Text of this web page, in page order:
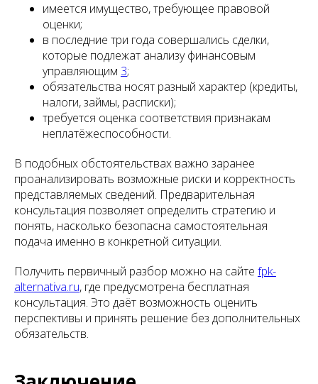
имеется имущество, требующее правовой
оценки;
в последние три года совершались сделки,
которые подлежат анализу финансовым
управляющим 3;
обязательства носят разный характер (кредиты,
налоги, займы, расписки);
требуется оценка соответствия признакам
неплатёжеспособности.
В подобных обстоятельствах важно заранее
проанализировать возможные риски и корректность
представляемых сведений. Предварительная
консультация позволяет определить стратегию и
понять, насколько безопасна самостоятельная
подача именно в конкретной ситуации.
Получить первичный разбор можно на сайте fpk-
alternativa.ru, где предусмотрена бесплатная
консультация. Это даёт возможность оценить
перспективы и принять решение без дополнительных
обязательств.